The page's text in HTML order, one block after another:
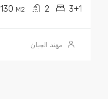
3+1
2
130 M2
مهند الجبان